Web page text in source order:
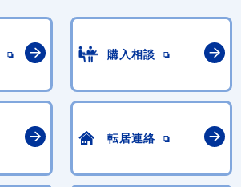
購入相談
転居連絡